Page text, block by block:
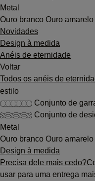
Metal
Ouro branco Ouro amarelo
Novidades
Design à medida
Anéis de eternidade
Voltar
Todos os anéis de
estilo
Conjunto de
Conjunto de
Metal
Ouro branco Ouro amarelo
Design à medida
Precisa dele mais cedo?
usar para uma entrega